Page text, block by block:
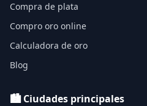
Compra de plata
Compro oro online
Calculadora de oro
Blog
🏙️ Ciudades principales